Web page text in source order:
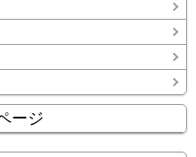
ージ